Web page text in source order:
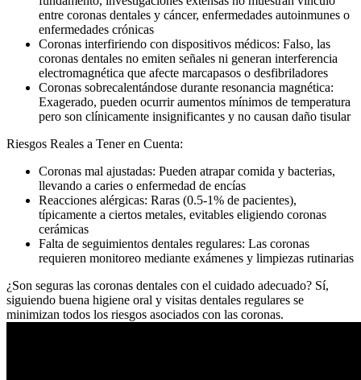
entre coronas dentales y cáncer, enfermedades autoinmunes o
enfermedades crónicas
Coronas interfiriendo con dispositivos médicos: Falso, las
coronas dentales no emiten señales ni generan interferencia
electromagnética que afecte marcapasos o desfibriladores
Coronas sobrecalentándose durante resonancia magnética:
Exagerado, pueden ocurrir aumentos mínimos de temperatura
pero son clínicamente insignificantes y no causan daño tisular
Riesgos Reales a Tener en Cuenta:
Coronas mal ajustadas: Pueden atrapar comida y bacterias,
llevando a caries o enfermedad de encías
Reacciones alérgicas: Raras (0.5-1% de pacientes),
típicamente a ciertos metales, evitables eligiendo coronas
cerámicas
Falta de seguimientos dentales regulares: Las coronas
requieren monitoreo mediante exámenes y limpiezas rutinarias
¿Son seguras las coronas dentales con el cuidado adecuado? Sí,
siguiendo buena higiene oral y visitas dentales regulares se
minimizan todos los riesgos asociados con las coronas.